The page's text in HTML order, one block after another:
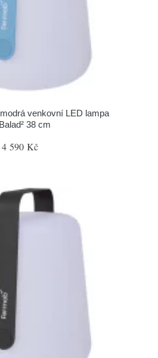
venkovní LED lampa
Balad² 38 cm
4 590 Kč